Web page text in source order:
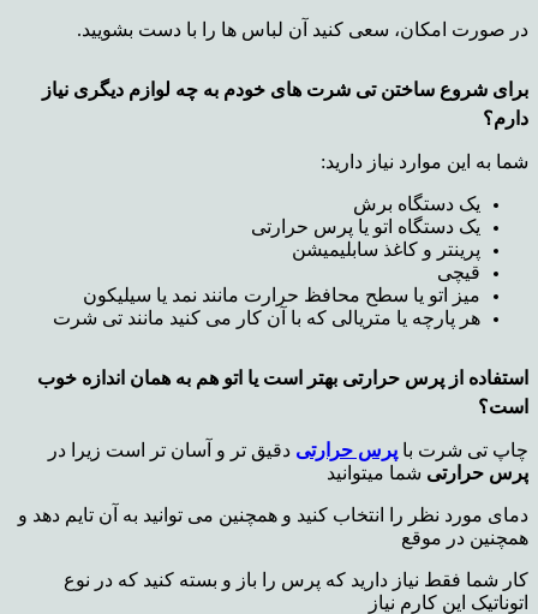
در صورت امکان، سعی کنید آن لباس ها را با دست بشویید.
برای شروع ساختن تی شرت های خودم به چه لوازم دیگری نیاز
دارم؟
شما به این موارد نیاز دارید:
یک دستگاه برش
یک دستگاه اتو یا پرس حرارتی
پرینتر و کاغذ سابلیمیشن
قیچی
میز اتو یا سطح محافظ حرارت مانند نمد یا سیلیکون
هر پارچه یا متریالی که با آن کار می کنید مانند تی شرت
استفاده از پرس حرارتی بهتر است یا اتو هم به همان اندازه خوب
است؟
چاپ تی شرت با پرس حرارتی دقیق تر و آسان تر است زیرا در
پرس حرارتی شما میتوانید
دمای مورد نظر را انتخاب کنید و همچنین می توانید به آن تایم دهد و
همچنین در موقع
کار شما فقط نیاز دارید که پرس را باز و بسته کنید که در نوع
اتوناتیک این کارم نیاز